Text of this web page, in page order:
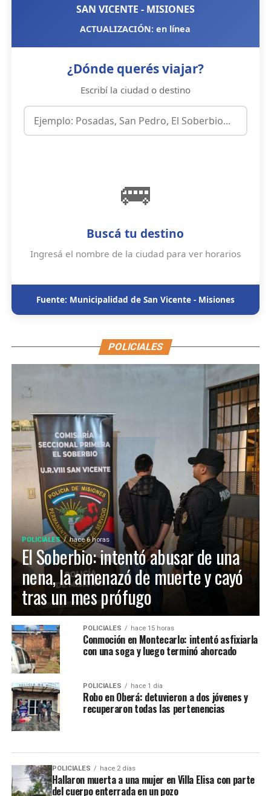
SAN VICENTE - MISIONES
ACTUALIZACIÓN: en línea
¿Dónde querés viajar?
Escribí la ciudad o destino
🚌
Buscá tu destino
Ingresá el nombre de la ciudad para ver horarios
Fuente: Municipalidad de San Vicente - Misiones
POLICIALES
POLICIALES hace 6 horas
El Soberbio: intentó abusar de una
nena, la amenazó de muerte y cayó
tras un mes prófugo
POLICIALES hace 15 horas
Conmoción en Montecarlo: intentó asfixiarla
con una soga y luego terminó ahorcado
POLICIALES hace 1 día
Robo en Oberá: detuvieron a dos jóvenes y
recuperaron todas las pertenencias
POLICIALES hace 2 días
Hallaron muerta a una mujer en Villa Elisa con parte
del cuerpo enterrada en un pozo